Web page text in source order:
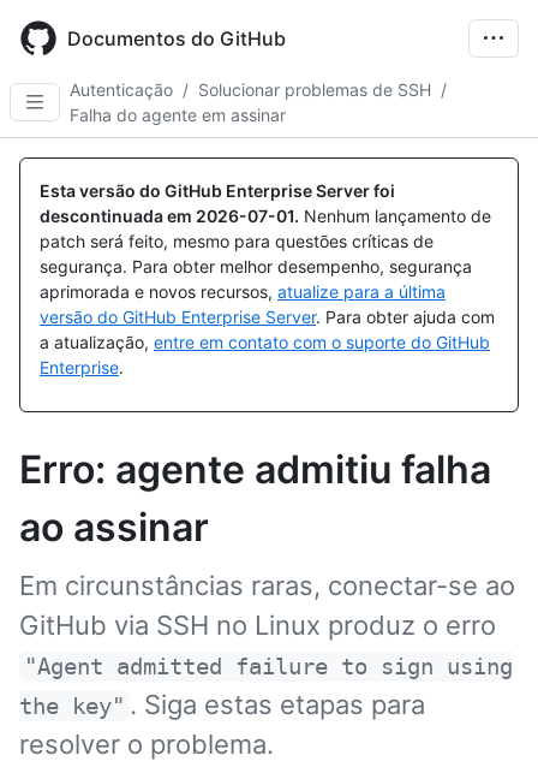
main
content
Documentos do GitHub
Autenticação / Solucionar problemas de SSH /
Falha do agente em assinar
Esta versão do GitHub Enterprise Server foi
descontinuada em 2026-07-01. Nenhum lançamento de
patch será feito, mesmo para questões críticas de
segurança. Para obter melhor desempenho, segurança
aprimorada e novos recursos, atualize para a última
versão do GitHub Enterprise Server. Para obter ajuda com
a atualização, entre em contato com o suporte do GitHub
Enterprise.
Erro: agente admitiu falha
ao assinar
Em circunstâncias raras, conectar-se ao
GitHub via SSH no Linux produz o erro
"Agent admitted failure to sign using
the key" . Siga estas etapas para
resolver o problema.